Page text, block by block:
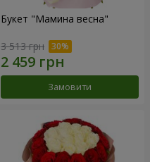
Букет "Мамина весна"
3 513 грн
Замовити